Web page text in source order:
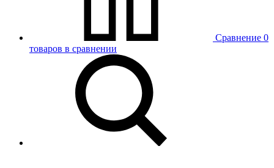
Сравнение 0
товаров в сравнении